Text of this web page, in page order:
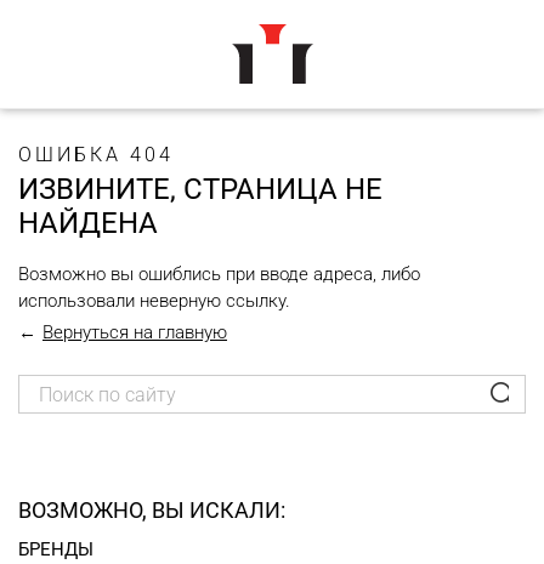
ОШИБКА 404
ИЗВИНИТЕ, СТРАНИЦА НЕ
НАЙДЕНА
Возможно вы ошиблись при вводе адреса, либо
использовали неверную ссылку.
Вернуться на главную
ВОЗМОЖНО, ВЫ ИСКАЛИ:
БРЕНДЫ